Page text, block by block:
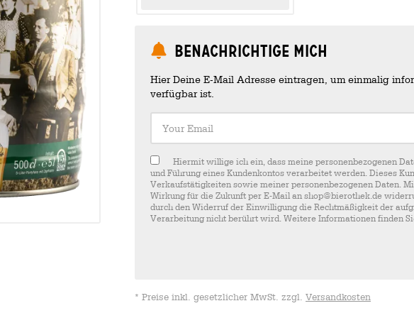
Benachrichtige mich
Hier Deine E-Mail Adresse eintragen, um einmalig
verfügbar ist.
Hiermit willige ich ein, dass meine personenbezogenen
und Führung eines Kundenkontos verarbeitet werden. Dieses
Verkaufstätigkeiten sowie meiner personenbezogenen Daten.
Wirkung für die Zukunft per E-Mail an shop@bierothek.de
durch den Widerruf der Einwilligung die Rechtmäßigkeit der
Verarbeitung nicht berührt wird. Weitere Informationen finden
* Preise inkl. gesetzlicher MwSt. zzgl. Versandkosten